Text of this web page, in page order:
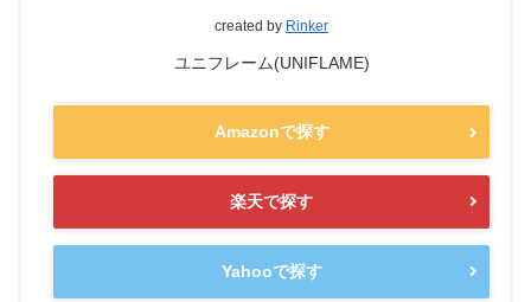
created by Rinker
ユニフレーム(UNIFLAME)
Amazonで探す
楽天で探す
Yahooで探す